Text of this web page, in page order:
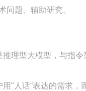
问题、辅助研究。
理型大模型，与指
"人话“表达的需求